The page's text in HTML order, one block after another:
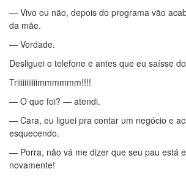
— Vivo ou não, depois do programa vão
da mãe.
— Verdade.
Desliguei o telefone e antes que eu saísse
Triiiiiiiiiiimmmmmm!!!!
— O que foi? — atendi.
— Cara, eu liguei pra contar um negócio e
esquecendo.
— Porra, não vá me dizer que seu pau está
novamente!